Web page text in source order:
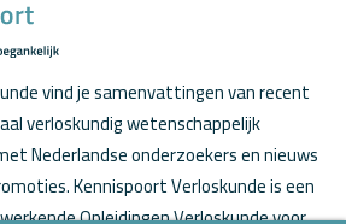
vind je samenvattingen van recent
verloskundig wetenschappelijk
Nederlandse onderzoekers en nieuws
Kennispoort Verloskunde is een